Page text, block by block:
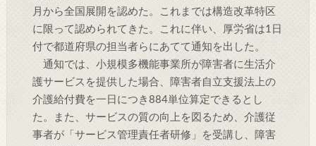
月から全国展開を認めた。これまでは構造改革特区
に限って認められてきた。これに伴い、厚労省は1日
付で都道府県の担当者らにあてて通知を出した。
通知では、小規模多機能事業所が障害者に生活介
護サービスを提供した場合、障害者自立支援法上の
介護給付費を一日につき884単位算定できるとし
た。また、サービスの質の向上を図るため、介護従
事者が「サービス管理責任者研修」を受講し、障害